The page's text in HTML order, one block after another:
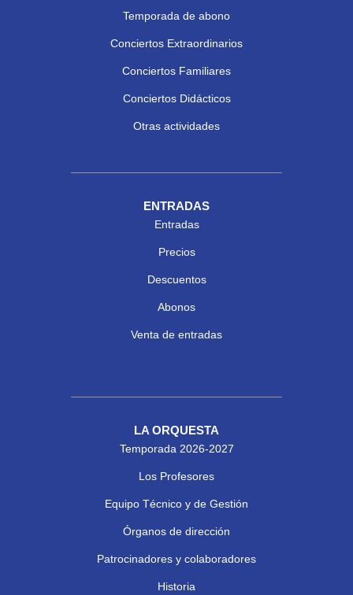
Temporada de abono
Conciertos Extraordinarios
Conciertos Familiares
Conciertos Didácticos
Otras actividades
ENTRADAS
Entradas
Precios
Descuentos
Abonos
Venta de entradas
LA ORQUESTA
Temporada 2026-2027
Los Profesores
Equipo Técnico y de Gestión
Órganos de dirección
Patrocinadores y colaboradores
Historia